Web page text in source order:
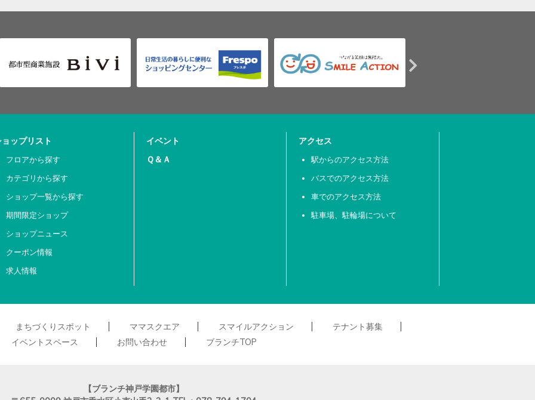
ップリスト
フロアから探す
カテゴリから探す
ショップ一覧から探す
期間限定ショップ
ショップニュース
クーポン情報
求人情報
イベント
Ｑ＆Ａ
アクセス
駅からのアクセス方法
バスでのアクセス方法
車でのアクセス方法
駐車場、駐輪場について
まちづくりスポット ママスクエア スマイルアクション
テナント募集
イベントスペース
お問い合わせ ブランチTOP
【ブランチ神戸学園都市】